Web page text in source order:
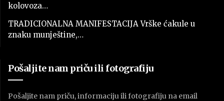
kolovoza…
TRADICIONALNA MANIFESTACIJA Vrške ćakule u
znaku munještine,…
Pošaljite nam priču ili fotografiju
Pošaljite nam priču, informaciju ili fotografiju na email